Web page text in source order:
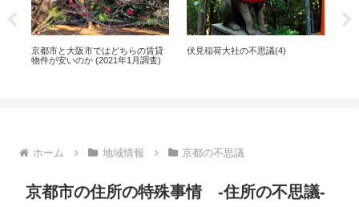
京都市と大阪市ではどちらの賃貸
物件が安いのか (2021年1月調査)
伏見稲荷大社の不思議(4)
ホーム 地域情報 京都の不思議
京都市の住所の特殊事情 -住所の不思議-